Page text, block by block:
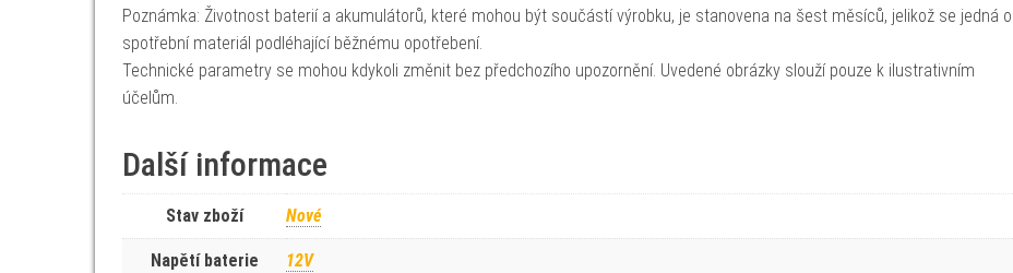
Poznámka: Životnost baterií a akumulátorů, které mohou být součástí výrobku, je stanovena na šest měsíců, jelikož se jedná o
spotřební materiál podléhající běžnému opotřebení.
Technické parametry se mohou kdykoli změnit bez předchozího upozornění. Uvedené obrázky slouží pouze k ilustrativním
účelům.
Další informace
Stav zboží Nové
Napětí baterie 12V